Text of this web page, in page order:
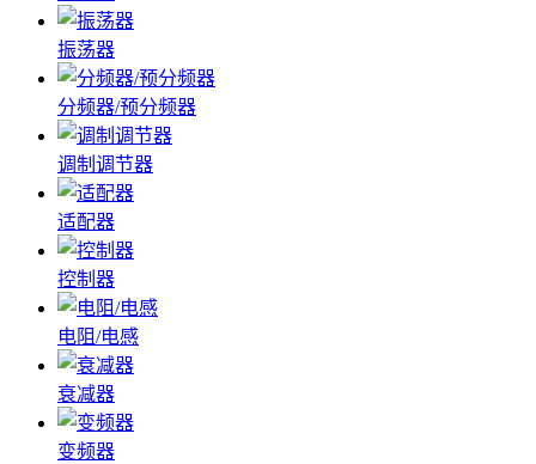
振荡器
分频器/预分频器
调制调节器
适配器
控制器
电阻/电感
衰减器
变频器